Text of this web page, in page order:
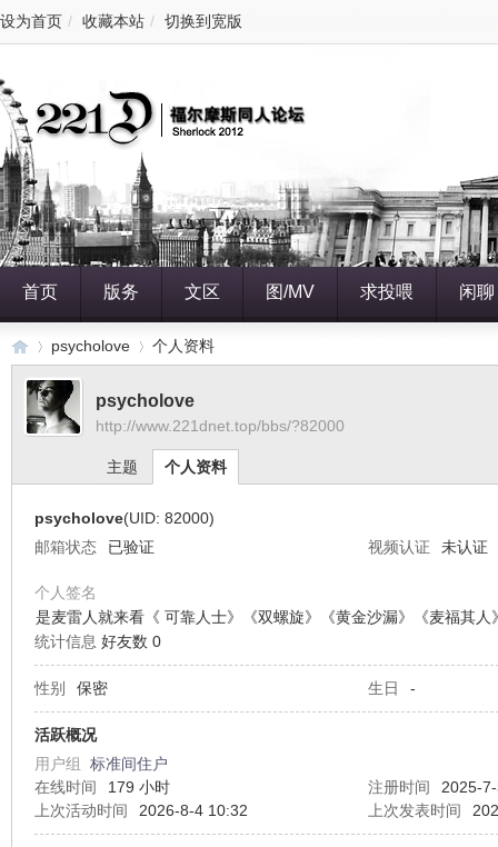
设为首页 / 收藏本站 / 切换到宽版
首页 版务 文区 图/MV 求投喂 闲聊
22›
psycholove 个人资料
psycholove
http://www.221dnet.top/bbs/?82000
主题 个人资料
psycholove(UID: 82000)
邮箱状态
已验证 视频认证 未认证
个人签名
是麦雷人就来看《 可靠人士》《双螺旋》《黄金沙漏》《麦福其人
统计信息 好友数 0
性别 保密 生日 -
活跃概况
用户组 标准间住户
在线时间
179 小时 注册时间
2025-
上次活动时间
2026-8-4 10:32 上次发表时间